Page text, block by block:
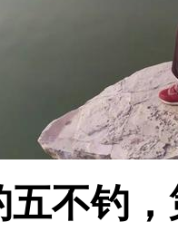
不钓